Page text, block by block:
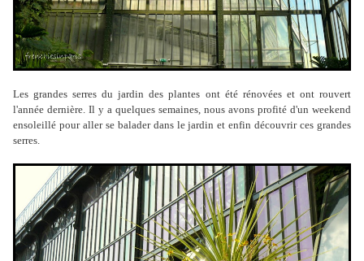
Les grandes serres du jardin des plantes ont été rénovées et ont rouvert
l'année dernière. Il y a quelques semaines, nous avons profité d'un weekend
ensoleillé pour aller se balader dans le jardin et enfin découvrir ces grandes
serres.